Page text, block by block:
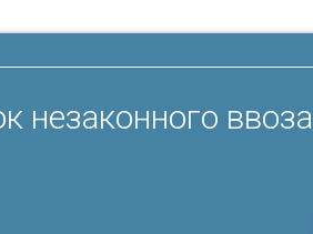
незаконного ввоза